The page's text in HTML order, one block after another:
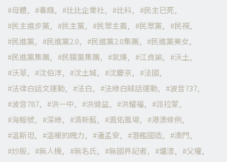
母體
毒癮 比比企業社 比科
民主已死
民主進步黨
民主黨 民眾主義 民眾黨
民視
民進黨
民進黨2.0 民進黨2.0集團
民進黨美女
民進黨集團
民鏡黨集團 氣爆 江貞諭
沃土
沃草
沈伯洋 沈土城 沈慶京
法國
法律白話文運動
法白 法綠白賊話運動
波音737
波音787
洪一中 洪健益 洪耀福
派拉蒙
海鯤號
深綠 清新藍 渢佑風場
港澳條例
溫斯坦
溫暖的魄力 潘孟安 潛艦國造
澳門
炒股
無人機 無名氏 無國界記者 爐渣
父權